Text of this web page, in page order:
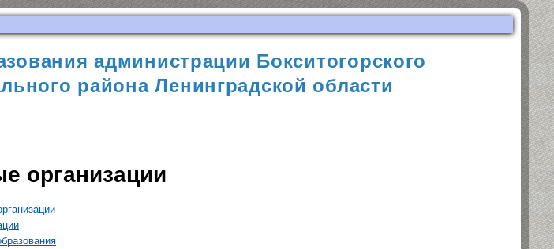
администрации Бокситогорского
района Ленинградской области
организации